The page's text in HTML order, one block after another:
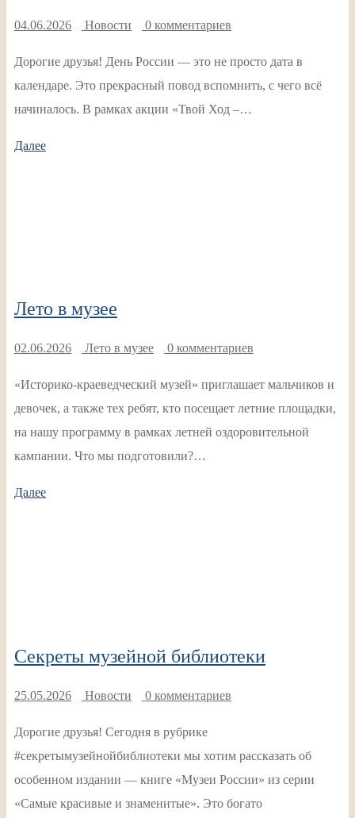
04.06.2026 Новости 0 комментариев
Дорогие друзья! День России — это не просто дата в
календаре. Это прекрасный повод вспомнить, с чего всё
начиналось. В рамках акции «Твой Ход –…
Далее
Лето в музее
02.06.2026 Лето в музее 0 комментариев
«Историко-краеведческий музей» приглашает мальчиков и
девочек, а также тех ребят, кто посещает летние площадки,
на нашу программу в рамках летней оздоровительной
кампании. Что мы подготовили?…
Далее
Секреты музейной библиотеки
25.05.2026 Новости 0 комментариев
Дорогие друзья! Сегодня в рубрике
#секретымузейнойбиблиотеки мы хотим рассказать об
особенном издании — книге «Музеи России» из серии
«Самые красивые и знаменитые». Это богато